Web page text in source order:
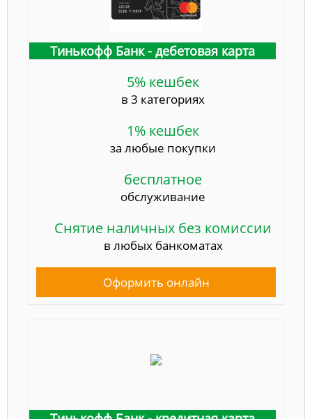
Тинькофф Банк - дебетовая карта
5% кешбек
в 3 категориях
1% кешбек
за любые покупки
бесплатное
обслуживание
Снятие наличных без комиссии
в любых банкоматах
Оформить онлайн